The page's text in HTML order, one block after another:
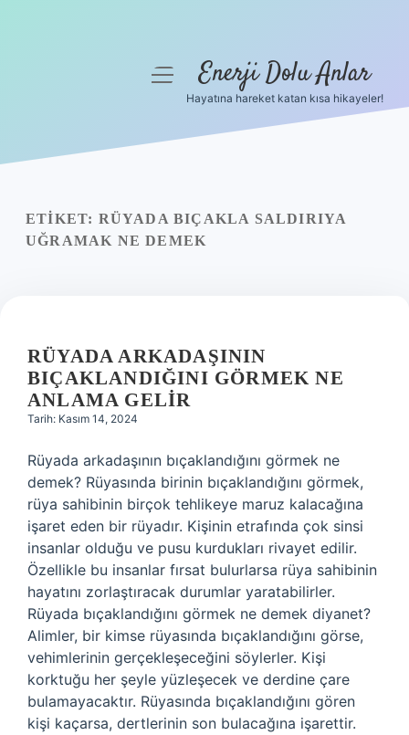
Yasal Uyarı
menüyüEnerji Dolu Anlar
Hayatına hareket katan kısa hikayeler!
ETIKET: RÜYADA BIÇAKLA SALDIRIYA
UĞRAMAK NE DEMEK
RÜYADA ARKADAŞININ
BIÇAKLANDIĞINI GÖRMEK NE
ANLAMA GELIR
Tarih: Kasım 14, 2024
Rüyada arkadaşının bıçaklandığını görmek ne
demek? Rüyasında birinin bıçaklandığını görmek,
rüya sahibinin birçok tehlikeye maruz kalacağına
işaret eden bir rüyadır. Kişinin etrafında çok sinsi
insanlar olduğu ve pusu kurdukları rivayet edilir.
Özellikle bu insanlar fırsat bulurlarsa rüya sahibinin
hayatını zorlaştıracak durumlar yaratabilirler.
Rüyada bıçaklandığını görmek ne demek diyanet?
Alimler, bir kimse rüyasında bıçaklandığını görse,
vehimlerinin gerçekleşeceğini söylerler. Kişi
korktuğu her şeyle yüzleşecek ve derdine çare
bulamayacaktır. Rüyasında bıçaklandığını gören
kişi kaçarsa, dertlerinin son bulacağına işarettir.